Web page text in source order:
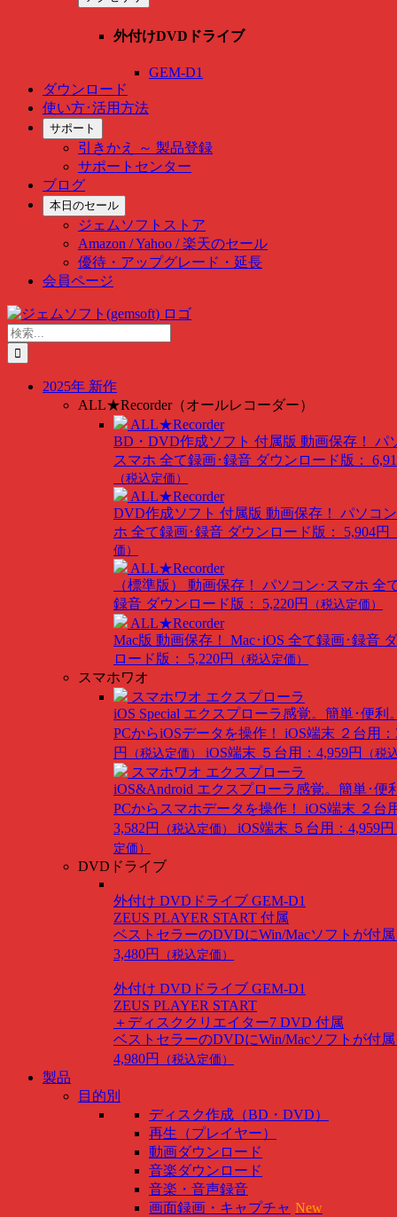
外付けDVDドライブ
GEM-D1
ダウンロード
使い方･活用方法
サポート
引きかえ ～ 製品登録
サポートセンター
ブログ
本日のセール
ジェムソフトストア
Amazon / Yahoo / 楽天のセール
優待・アップグレード・延長
会員ページ
Skip
to
content
検
索
…
2025年 新作
ALL★Recorder（オールレコーダー）
ALL★Recorder
BD・DVD作成ソフト 付属版 動画保存！ パ
スマホ 全て録画･録音 ダウンロード版：
（税込定価）
ALL★Recorder
DVD作成ソフト 付属版 動画保存！ パソコ
ホ 全て録画･録音 ダウンロード版： 5,904円
価）
ALL★Recorder
（標準版） 動画保存！ パソコン･スマホ 全
録音 ダウンロード版： 5,220円 （税込定価）
ALL★Recorder
Mac版 動画保存！ Mac･iOS 全て録画･録音
ロード版： 5,220円
（税込定価）
スマホワオ
スマホワオ エクスプローラ
iOS Special エクスプローラ感覚。簡単･便利
PCからiOSデータを操作！ iOS端末 ２台用：
円
（税込定価） iOS端末 ５台用：4,959円 （税
スマホワオ エクスプローラ
iOS&Android エクスプローラ感覚。簡単･便
PCからスマホデータを操作！ iOS端末 ２台
3,582円
（税込定価） iOS端末 ５台用：4,959円
定価）
DVDドライブ
外付け DVDドライブ GEM-D1
ZEUS PLAYER START 付属
ベストセラーのDVDにWin/Macソフトが付
3,480円
（税込定価）
外付け DVDドライブ GEM-D1
ZEUS PLAYER START
＋ディスククリエイター7 DVD 付属
ベストセラーのDVDにWin/Macソフトが付
4,980円
（税込定価）
製品
目的別
ディスク作成（BD・DVD）
再生（プレイヤー）
動画ダウンロード
音楽ダウンロード
音楽・音声録音
画面録画・キャプチャ New